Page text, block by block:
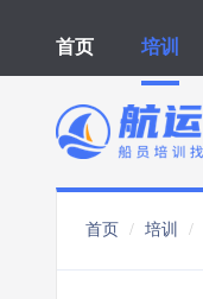
首页 培训
首页 培训